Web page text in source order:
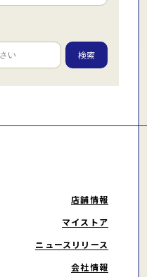
検索
店舗情報
マイストア
ニュースリリース
会社情報